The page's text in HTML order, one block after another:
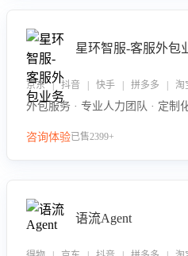
星环智服-客服外包
外包服务 · 专业人力团队 · 定制
咨询体验已售2399+
语流Agent